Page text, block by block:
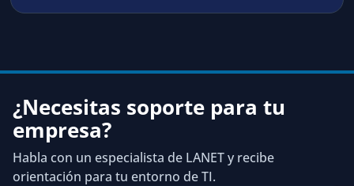
¿Necesitas soporte para tu
empresa?
Habla con un especialista de LANET y recibe
orientación para tu entorno de TI.